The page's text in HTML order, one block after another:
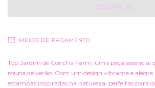
MEIOS DE PAGAMENTO
Top Jardim de Concha Farm, uma peça essencial
roupa de verão. Com um design vibrante e
estampas inspiradas na natureza, perfeitas para